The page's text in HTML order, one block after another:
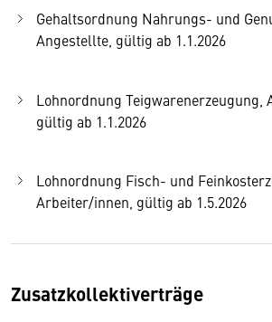
Gehaltsordnung Nahrungs- und
Angestellte, gültig ab 1.1.2026
Lohnordnung Teigwarenerzeugung,
gültig ab 1.1.2026
Lohnordnung Fisch- und
Arbeiter/innen, gültig ab 1.5.2026
Zusatzkollektiverträge